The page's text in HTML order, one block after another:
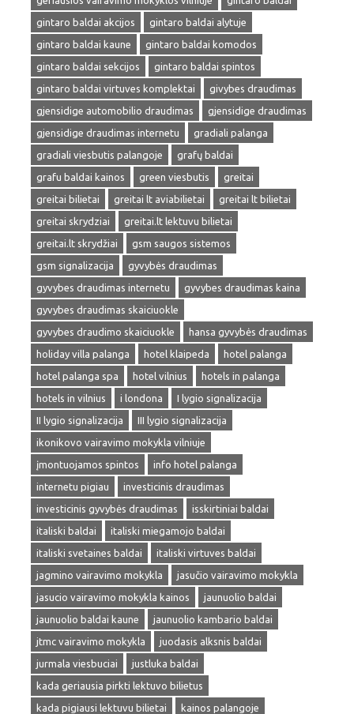
gintaro baldai akcijos
gintaro baldai alytuje
gintaro baldai kaune
gintaro baldai komodos
gintaro baldai sekcijos
gintaro baldai spintos
gintaro baldai virtuves komplektai
givybes draudimas
gjensidige automobilio draudimas
gjensidige draudimas
gjensidige draudimas internetu
gradiali palanga
gradiali viesbutis palangoje
grafų baldai
grafu baldai kainos
green viesbutis
greitai
greitai bilietai
greitai lt aviabilietai
greitai lt bilietai
greitai skrydziai
greitai.lt lektuvu bilietai
greitai.lt skrydžiai
gsm saugos sistemos
gsm signalizacija
gyvybės draudimas
gyvybes draudimas internetu
gyvybes draudimas kaina
gyvybes draudimas skaiciuokle
gyvybes draudimo skaiciuokle
hansa gyvybės draudimas
holiday villa palanga
hotel klaipeda
hotel palanga
hotel palanga spa
hotel vilnius
hotels in palanga
hotels in vilnius
i londona
I lygio signalizacija
II lygio signalizacija
III lygio signalizacija
ikonikovo vairavimo mokykla vilniuje
įmontuojamos spintos
info hotel palanga
internetu pigiau
investicinis draudimas
investicinis gyvybės draudimas
isskirtiniai baldai
italiski baldai
italiski miegamojo baldai
italiski svetaines baldai
italiski virtuves baldai
jagmino vairavimo mokykla
jasučio vairavimo mokykla
jasucio vairavimo mokykla kainos
jaunuolio baldai
jaunuolio baldai kaune
jaunuolio kambario baldai
jtmc vairavimo mokykla
juodasis alksnis baldai
jurmala viesbuciai
justluka baldai
kada geriausia pirkti lektuvo bilietus
kada pigiausi lektuvu bilietai
kainos palangoje